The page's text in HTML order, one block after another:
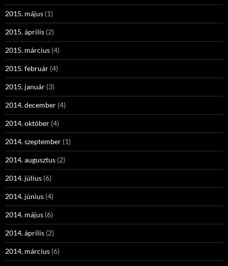
2015. május (1)
2015. április (2)
2015. március (4)
2015. február (4)
2015. január (3)
2014. december (4)
2014. október (4)
2014. szeptember (1)
2014. augusztus (2)
2014. július (6)
2014. június (4)
2014. május (6)
2014. április (2)
2014. március (6)